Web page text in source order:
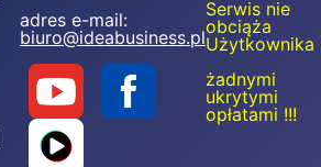
adres e-mail:
biuro@ideabusiness.pl
Serwis nie
obciąża
Użytkownika
żadnymi
ukrytymi
opłatami !!!